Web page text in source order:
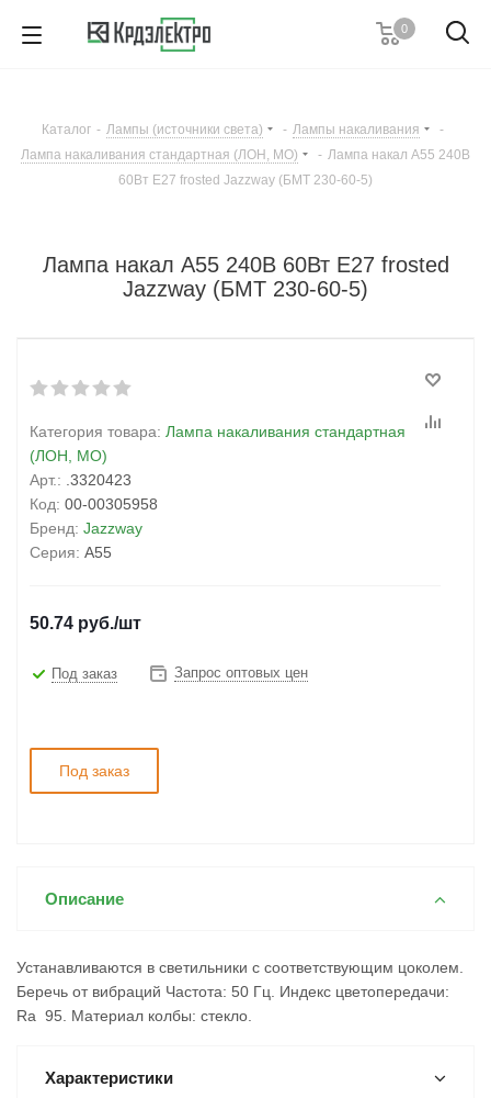
0
8 (800) 555-53-20
Пн-Пт с 8:00-17:00
Заказать звонок
Каталог - Лампы (источники света) - Лампы накаливания
-
Лампа накаливания стандартная (ЛОН, МО)
- Лампа накал A55 240В
60Вт Е27 frosted Jazzway (БМТ 230-60-5)
Лампа накал A55 240В 60Вт Е27 frosted
Jazzway (БМТ 230-60-5)
Категория товара: Лампа накаливания стандартная
(ЛОН, МО)
Арт.: .3320423
Код: 00-00305958
Бренд: Jazzway
Серия: A55
50.74 руб./шт
Под заказ Запрос оптовых цен
Под заказ
Описание
Устанавливаются в светильники с соответствующим цоколем.
Беречь от вибраций Частота: 50 Гц. Индекс цветопередачи:
Ra 95. Материал колбы: стекло.
Характеристики